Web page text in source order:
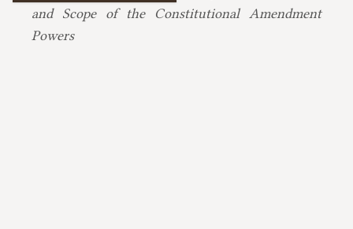
and Scope of the Constitutional Amendment
Powers